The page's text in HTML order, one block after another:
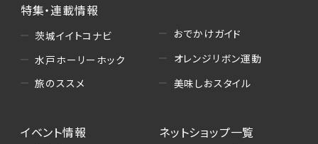
特集・連載情報
茨城イイトコナビ
水戸ホーリーホック
旅のススメ
おでかけガイド
オレンジリボン運動
美味しおスタイル
イベント情報
ネットショップ一覧